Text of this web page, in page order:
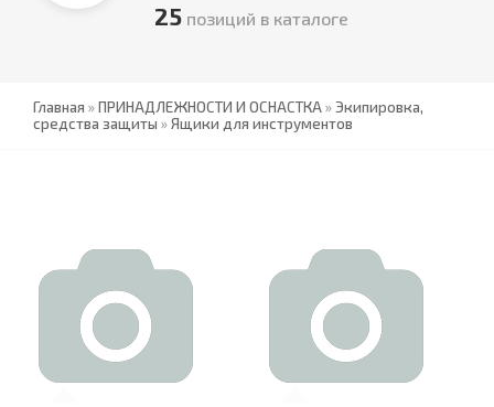
25 позиций в каталоге
Главная »ПРИНАДЛЕЖНОСТИ И ОСНАСТКА»Экипировка,
средства защиты »Ящики для инструментов